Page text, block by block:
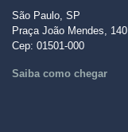
São Paulo, SP
Praça João Mendes, 140
Cep: 01501-000
Saiba como chegar